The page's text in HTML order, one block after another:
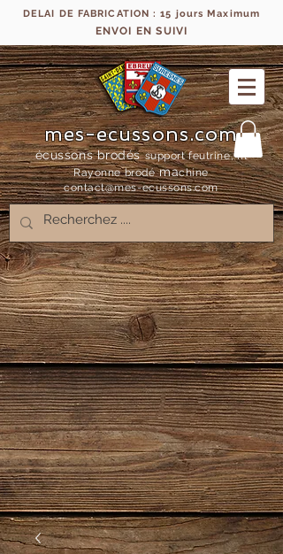
DELAI DE FABRICATION : 15 jours Maximum
ENVOI EN SUIVI
mes-ecussons.com
écussons brodés support feutrine, fil
Rayonne brodémachine
contact@mes-ecussons.com